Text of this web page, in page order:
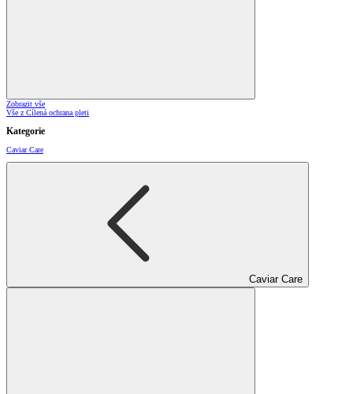
Zobrazit vše
Vše z Cílená ochrana pleti
Kategorie
Caviar Care
Caviar Care